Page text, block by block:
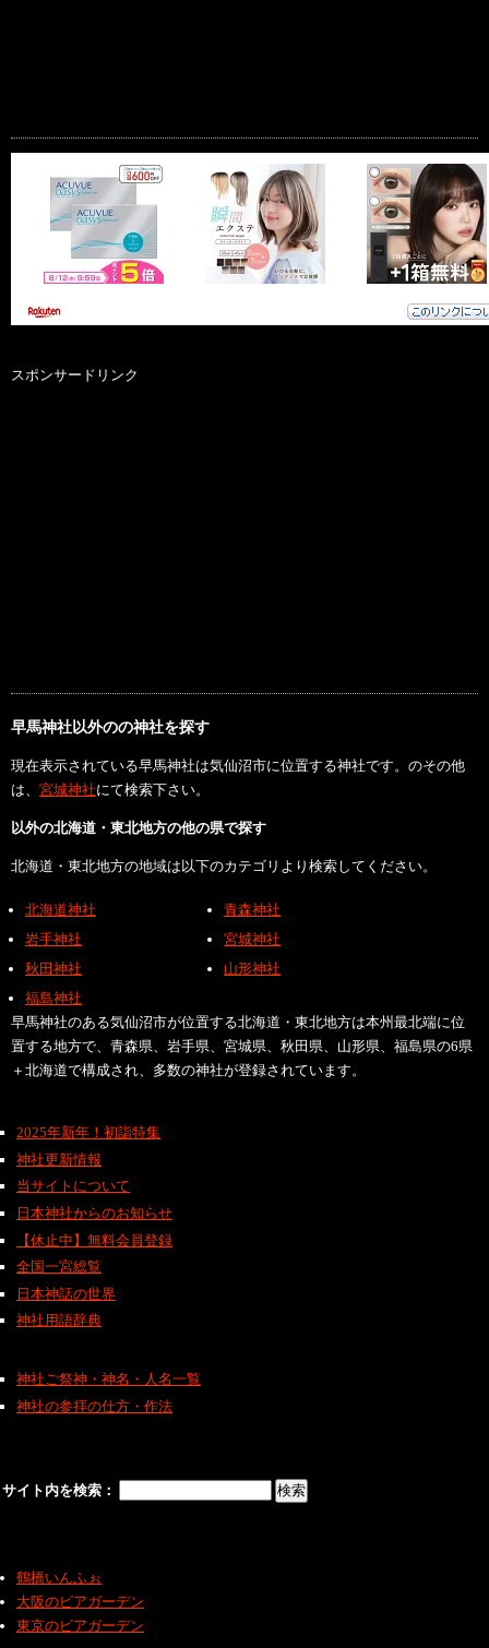
スポンサードリンク
早馬神社以外のの神社を探す
現在表示されている早馬神社は気仙沼市に位置する神社です。のその他
は、 宮城神社にて検索下さい。
以外の北海道・東北地方の他の県で探す
北海道・東北地方の地域は以下のカテゴリより検索してください。
北海道神社
青森神社
岩手神社
宮城神社
秋田神社
山形神社
福島神社
早馬神社のある気仙沼市が位置する北海道・東北地方は本州最北端に位
置する地方で、青森県、岩手県、宮城県、秋田県、山形県、福島県の6県
＋北海道で構成され、多数の神社が登録されています。
2025年新年！初詣特集
神社更新情報
当サイトについて
日本神社からのお知らせ
【休止中】無料会員登録
全国一宮総覧
日本神話の世界
神社用語辞典
神社ご祭神・神名・人名一覧
神社の参拝の仕方・作法
サイト内を検索：
鶴橋いんふぉ
大阪のビアガーデン
東京のビアガーデン